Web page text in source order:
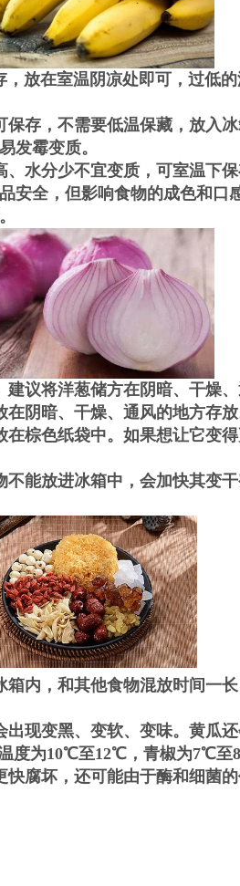
放在室温阴凉处即可，过低
存，不需要低温保藏，放入
发霉变质。
水分少不宜变质，可室温下
安全，但影响食物的成色和口
议将洋葱储方在阴暗、干燥、
阴暗、干燥、通风的地方存放
棕色纸袋中。如果想让它变
能放进冰箱中，会加快其变
内，和其他食物混放时间一
现变黑、变软、变味。黄瓜
度为10℃至12℃，青椒为7℃至
腐坏，还可能由于酶和细菌的